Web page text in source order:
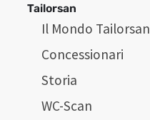
Tailorsan
Il Mondo Tailorsan
Concessionari
Storia
WC-Scan